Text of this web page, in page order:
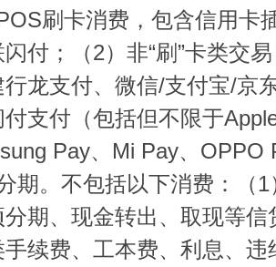
刷卡消费，包含信用卡
付；（2）非“刷”卡类交
龙支付、微信/支付宝/京
支付（包括但不限于
Pay、Mi Pay、OPPO
期。不包括以下消费：（
期、现金转出、取现等
续费、工本费、利息、